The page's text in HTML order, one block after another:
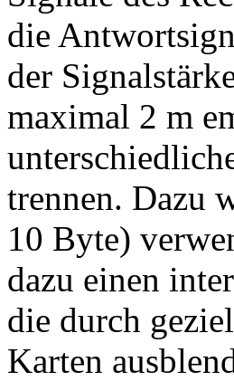
die
der
maximal 2 m
trennen. Dazu
10 Byte)
dazu einen
die durch
Karten